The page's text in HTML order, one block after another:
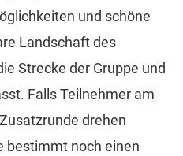
und schöne
Landschaft des
Strecke der Gruppe und
Falls Teilnehmer am
drehen
bestimmt noch einen